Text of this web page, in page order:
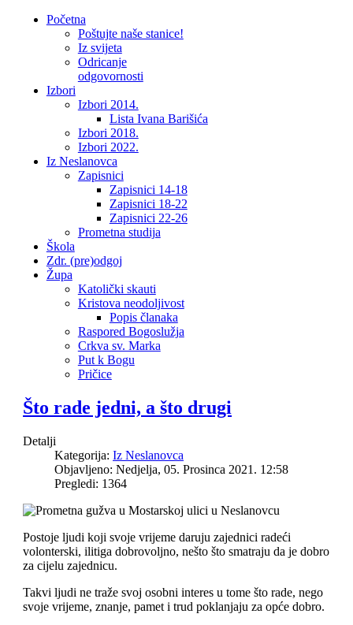
Početna
Poštujte naše stanice!
Iz svijeta
Odricanje
odgovornosti
Izbori
Izbori 2014.
Lista Ivana Barišića
Izbori 2018.
Izbori 2022.
Iz Neslanovca
Zapisnici
Zapisnici 14-18
Zapisnici 18-22
Zapisnici 22-26
Prometna studija
Škola
Zdr. (pre)odgoj
Župa
Katolički skauti
Kristova neodoljivost
Popis članaka
Raspored Bogoslužja
Crkva sv. Marka
Put k Bogu
Pričice
Što rade jedni, a što drugi
Detalji
Kategorija:Iz Neslanovca
Objavljeno: Nedjelja, 05. Prosinca 2021. 12:58
Pregledi: 1364
Postoje ljudi koji svoje vrijeme daruju zajednici radeći
volonterski, ilitiga dobrovoljno, nešto što smatraju da je dobro
za cijelu zajednicu.
Takvi ljudi ne traže svoj osobni interes u tome što rade, nego
svoje vrijeme, znanje, pamet i trud poklanjaju za opće dobro.